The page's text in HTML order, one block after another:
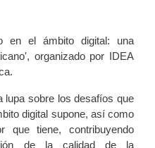
en el ámbito digital: una
organizado por IDEA
lupa sobre los desafíos que
digital supone, así como
que tiene, contribuyendo
de la calidad de la